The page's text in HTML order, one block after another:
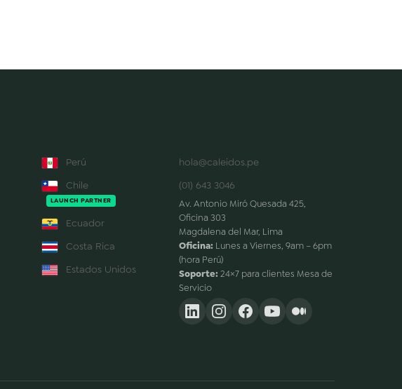
Perú
Chile
LAUNCH PARTNER
Ecuador
Costa Rica
Estados Unidos
hola@caleidos.pe
(01) 643 3046
Av. Antonio Miró Quesada 425,
Oficina 303
Magdalena del Mar, Lima
Oficina: Lunes a Viernes, 9am – 6pm
(hora Perú)
Soporte: 24×7 para clientes Mesa de
Servicio